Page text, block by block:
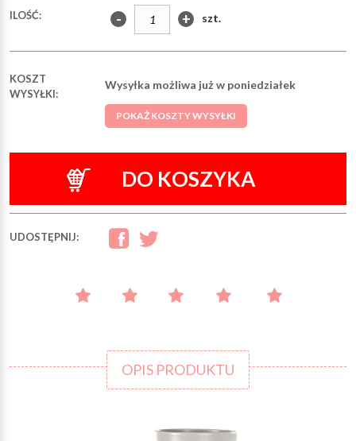
ILOŚĆ: - + szt.
KOSZT
WYSYŁKI:
Wysyłka możliwa już w poniedziałek
POKAŻ KOSZTY WYSYŁKI
DO KOSZYKA
UDOSTĘPNIJ:
OPIS PRODUKTU